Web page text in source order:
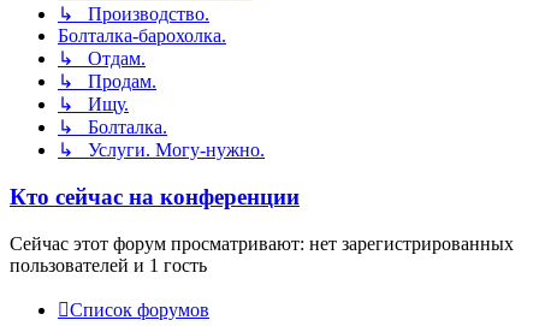
↳ Производство.
Болталка-барохолка.
↳ Отдам.
↳ Продам.
↳ Ищу.
↳ Болталка.
↳ Услуги. Могу-нужно.
Кто сейчас на конференции
Сейчас этот форум просматривают: нет зарегистрированных
пользователей и 1 гость
Список форумов